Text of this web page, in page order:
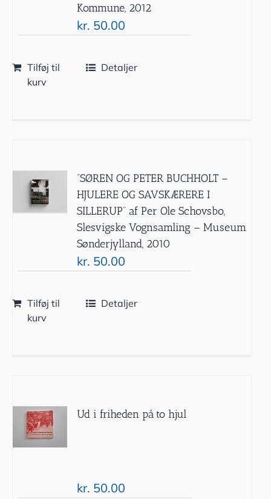
Kommune, 2012
kr. 50.00
Tilføj til
kurv
Detaljer
”SØREN OG PETER BUCHHOLT –
HJULERE OG SAVSKÆRERE I
SILLERUP” af Per Ole Schovsbo,
Slesvigske Vognsamling – Museum
Sønderjylland, 2010
kr. 50.00
Tilføj til
kurv
Detaljer
Ud i friheden på to hjul
kr. 50.00